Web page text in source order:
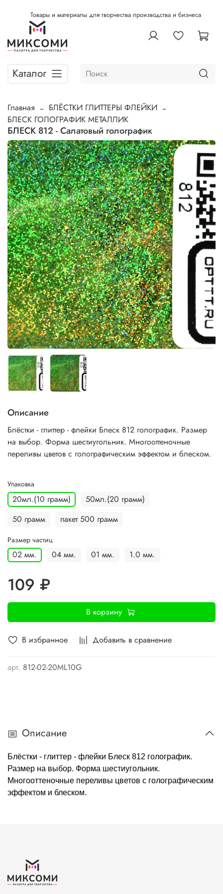
Товары и материалы для творчества производства и бизнеса
Каталог
Главная
БЛЁСТКИ ГЛИТТЕРЫ ФЛЕЙКИ
БЛЕСК ГОЛОГРАФИК МЕТАЛЛИК
БЛЕСК 812 - Салатовый голографик
В избранное Добавить в сравнение
арт. 812-02-20ML10G
Упаковка
20мл.(10 грамм)
50мл.(20 грамм)
50 грамм
пакет 500 грамм
Размер частиц
02 мм. 04 мм. 01 мм. 1.0 мм.
Описание
Блёстки - глиттер - флейки Блеск 812 голографик. Размер
на выбор. Форма шестиугольник. Многооттеночные
переливы цветов с голографическим эффектом и блеском.
109 ₽
В корзину
Описание
Блёстки - глиттер - флейки Блеск 812 голографик.
Размер на выбор. Форма шестиугольник.
Многооттеночные переливы цветов с голографическим
эффектом и блеском.